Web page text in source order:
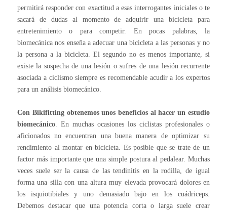
permitirá responder con exactitud a esas interrogantes iniciales o te
sacará de dudas al momento de adquirir una bicicleta para
entretenimiento o para competir. En pocas palabras, la
biomecánica nos enseña a adecuar una bicicleta a las personas y no
la persona a la bicicleta.El segundo no es menos importante, si
existe la sospecha de una lesión o sufres de una lesión recurrente
asociada a ciclismo siempre es recomendable acudir a los expertos
para un análisis biomecánico.
Con Bikifitting obtenemos unos beneficios al hacer un estudio
biomecánico .En muchas ocasiones los ciclistas profesionales o
aficionados no encuentran una buena manera de optimizar su
rendimiento al montar en bicicleta. Es posible que se trate de un
factor más importante que una simple postura al pedalear. Muchas
veces suele ser la causa de las tendinitis en la rodilla, de igual
forma una silla con una altura muy elevada provocará dolores en
los isquiotibiales y uno demasiado bajo en los cuádriceps.
Debemos destacar que una potencia corta o larga suele crear